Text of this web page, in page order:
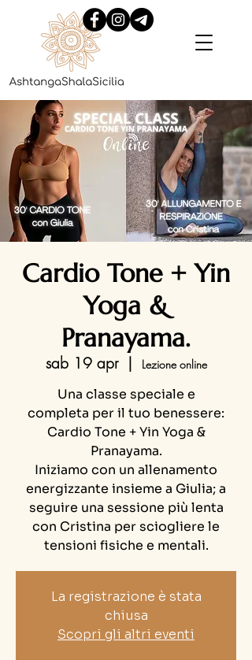
Cardio Tone + Yin
Yoga &
Pranayama.
sab 19 apr
  |
Lezione online
Una classe speciale e
completa per il tuo benessere:
Cardio Tone + Yin Yoga &
Pranayama.
Iniziamo con un allenamento
energizzante insieme a Giulia; a
seguire una sessione più lenta
con Cristina per sciogliere le
tensioni fisiche e mentali.
La registrazione è stata
chiusa
Scopri gli altri eventi